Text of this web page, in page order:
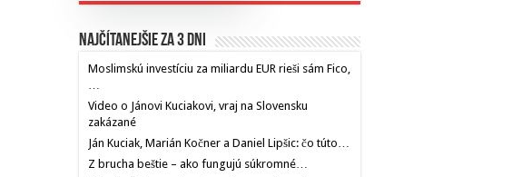
Najčítanejšie za 3 dni
Moslimskú investíciu za miliardu EUR rieši sám Fico,
…
Video o Jánovi Kuciakovi, vraj na Slovensku
zakázané
Ján Kuciak, Marián Kočner a Daniel Lipšic: čo túto…
Z brucha beštie – ako fungujú súkromné…